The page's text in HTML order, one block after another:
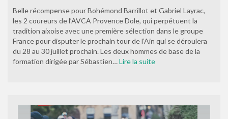
Belle récompense pour Bohémond Barrillot et Gabriel Layrac,
les 2 coureurs de l’AVCA Provence Dole, qui perpétuent la
tradition aixoise avec une première sélection dans le groupe
France pour disputer le prochain tour de l’Ain qui se déroulera
du 28 au 30 juillet prochain. Les deux hommes de base de la
formation dirigée par Sébastien…Lire la suite